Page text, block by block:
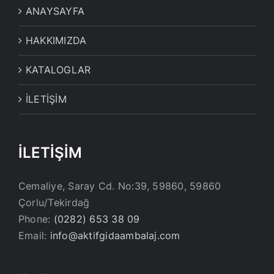
ANAYSAYFA
HAKKIMIZDA
KATALOGLAR
İLETİŞİM
İLETİŞİM
Cemaliye, Saray Cd. No:39, 59860, 59860
Çorlu/Tekirdağ
Phone: (0282) 653 38 09
Email: info@aktifgidaambalaj.com